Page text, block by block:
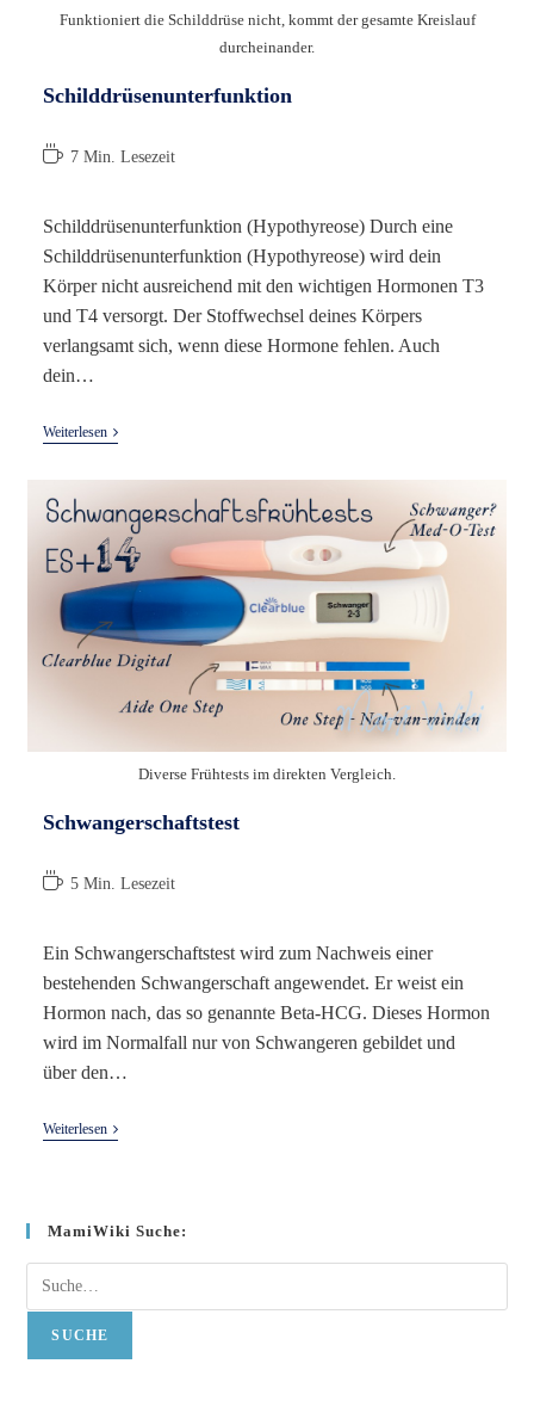
Funktioniert die Schilddrüse nicht, kommt der gesamte Kreislauf
durcheinander.
Schilddrüsenunterfunktion
Lesedauer:
7 Min. Lesezeit
Schilddrüsenunterfunktion (Hypothyreose) Durch eine
Schilddrüsenunterfunktion (Hypothyreose) wird dein
Körper nicht ausreichend mit den wichtigen Hormonen T3
und T4 versorgt. Der Stoffwechsel deines Körpers
verlangsamt sich, wenn diese Hormone fehlen. Auch
dein…
WeiterlesenSchilddrüsenunterfunktion
Diverse Frühtests im direkten Vergleich.
Schwangerschaftstest
Lesedauer:
5 Min. Lesezeit
Ein Schwangerschaftstest wird zum Nachweis einer
bestehenden Schwangerschaft angewendet. Er weist ein
Hormon nach, das so genannte Beta-HCG. Dieses Hormon
wird im Normalfall nur von Schwangeren gebildet und
über den…
WeiterlesenSchwangerschaftstest
MamiWiki Suche:
Suche
SUCHE